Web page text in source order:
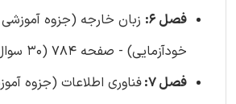
فصل 6:
زبان خارجه (جزوه
خودآزمایی) - صفحه 784 (30 سوال)
فصل 7:
فناوری اطلاعات (جزوه